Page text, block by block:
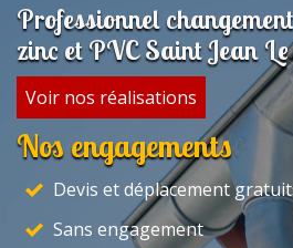
Professionnel
zinc et PVC Saint Jean
Voir nos réalisations
Nos engagements
Devis et déplacement
Sans engagement